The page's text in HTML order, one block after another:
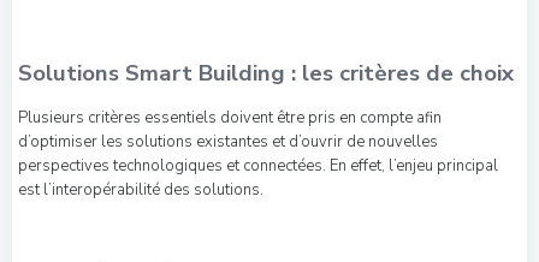
Solutions Smart Building : les critères de choix
Plusieurs critères essentiels doivent être pris en compte afin
d’optimiser les solutions existantes et d’ouvrir de nouvelles
perspectives technologiques et connectées. En effet, l’enjeu principal
est l’interopérabilité des solutions.